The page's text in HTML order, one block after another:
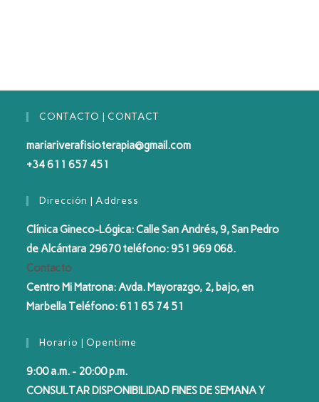
CONTACTO | CONTACT
mariariverafisioterapia@gmail.com
+34 611 657 451
Dirección | Address
Clínica Gineco-Lógica: Calle San Andrés, 9, San Pedro
de Alcántara 29670 teléfono: 951 969 068.
Contacto
Centro Mi Matrona: Avda. Mayorazgo, 2, bajo, en
Marbella Teléfono: 611 65 74 51
Horario | Opentime
9:00 a.m. - 20:00 p.m.
CONSULTAR DISPONIBILIDAD FINES DE SEMANA Y